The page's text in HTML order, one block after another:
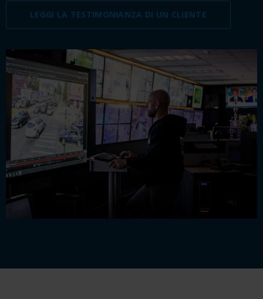
LEGGI LA TESTIMONIANZA DI UN CLIENTE